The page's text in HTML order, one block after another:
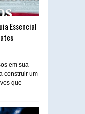
Essencial
em sua
construir um
que